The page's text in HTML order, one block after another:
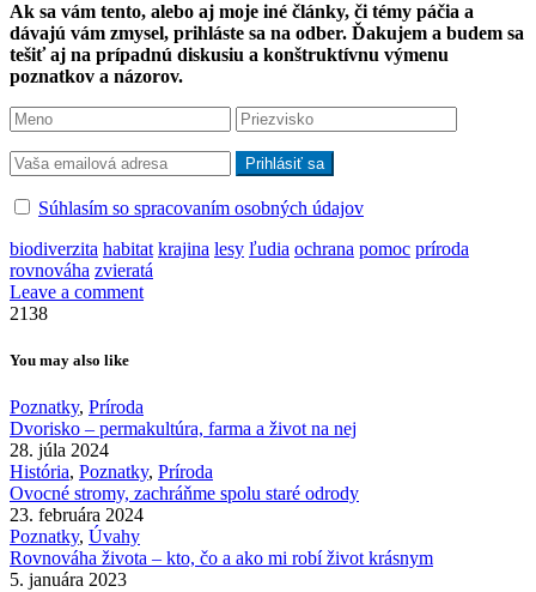
Ak sa vám tento, alebo aj moje iné články, či témy páčia a
dávajú vám zmysel, prihláste sa na odber. Ďakujem a budem sa
tešiť aj na prípadnú diskusiu a konštruktívnu výmenu
poznatkov a názorov.
Súhlasím so spracovaním osobných údajov
biodiverzita habitat krajina lesy ľudia ochrana pomoc príroda
rovnováha zvieratá
Leave a comment
2138
You may also like
Poznatky, Príroda
Dvorisko – permakultúra, farma a život na nej
28. júla 2024
História, Poznatky, Príroda
Ovocné stromy, zachráňme spolu staré odrody
23. februára 2024
Poznatky, Úvahy
Rovnováha života – kto, čo a ako mi robí život krásnym
5. januára 2023